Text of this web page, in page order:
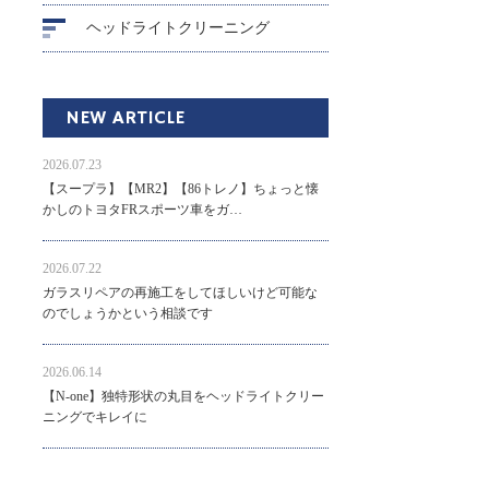
ヘッドライトクリーニング
NEW ARTICLE
2026.07.23
【スープラ】【MR2】【86トレノ】ちょっと懐
かしのトヨタFRスポーツ車をガ…
2026.07.22
ガラスリペアの再施工をしてほしいけど可能な
のでしょうかという相談です
2026.06.14
【N-one】独特形状の丸目をヘッドライトクリー
ニングでキレイに